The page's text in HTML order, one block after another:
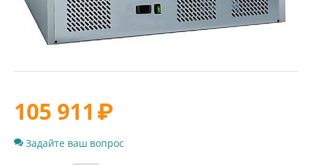
105 911₽
Задайте ваш вопрос